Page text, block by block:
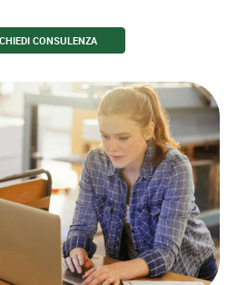
CONSULENZA